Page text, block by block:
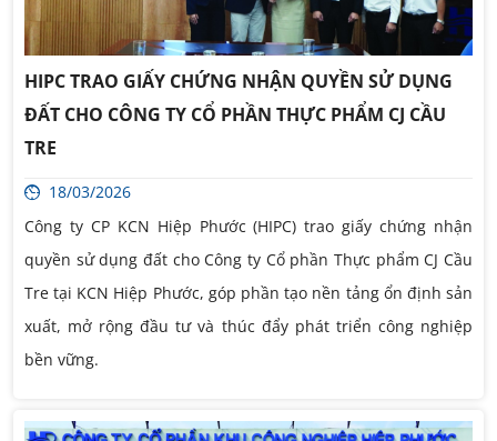
HIPC TRAO GIẤY CHỨNG NHẬN QUYỀN SỬ DỤNG
ĐẤT CHO CÔNG TY CỔ PHẦN THỰC PHẨM CJ CẦU
TRE
18/03/2026
Công ty CP KCN Hiệp Phước (HIPC) trao giấy chứng nhận
quyền sử dụng đất cho Công ty Cổ phần Thực phẩm CJ Cầu
Tre tại KCN Hiệp Phước, góp phần tạo nền tảng ổn định sản
xuất, mở rộng đầu tư và thúc đẩy phát triển công nghiệp
bền vững.